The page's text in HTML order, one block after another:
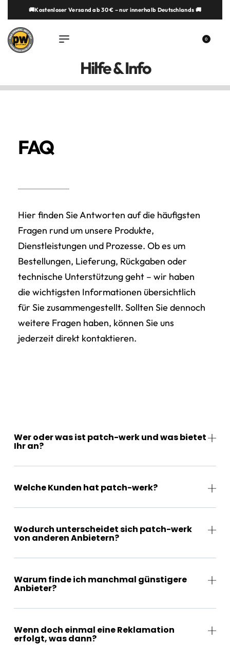
springen🚚Kostenloser Versand ab 30 € – nur innerhalb Deutschlands 🚚
0
Hilfe & Info
FAQ
Hier finden Sie Antworten auf die häufigsten
Fragen rund um unsere Produkte,
Dienstleistungen und Prozesse. Ob es um
Bestellungen, Lieferung, Rückgaben oder
technische Unterstützung geht – wir haben
die wichtigsten Informationen übersichtlich
für Sie zusammengestellt. Sollten Sie dennoch
weitere Fragen haben, können Sie uns
jederzeit direkt kontaktieren.
Wer oder was ist patch-werk und was bietet
Ihr an?
Welche Kunden hat patch-werk?
Wodurch unterscheidet sich patch-werk
von anderen Anbietern?
Warum finde ich manchmal günstigere
Anbieter?
Wenn doch einmal eine Reklamation
erfolgt, was dann?